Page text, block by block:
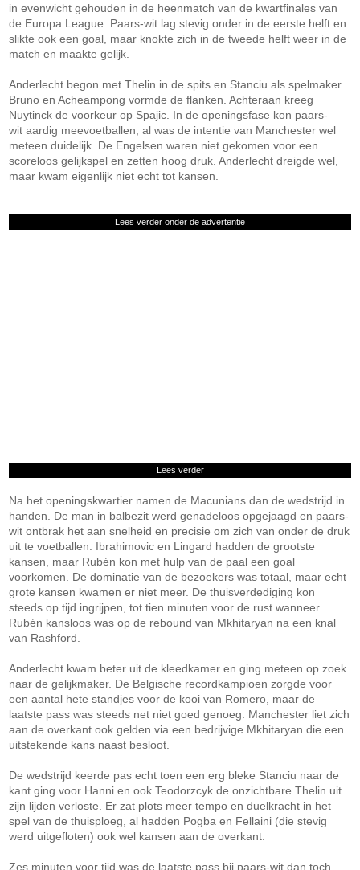
in evenwicht gehouden in de heenmatch van de kwartfinales van
de Europa League. Paars-wit lag stevig onder in de eerste helft en
slikte ook een goal, maar knokte zich in de tweede helft weer in de
match en maakte gelijk.
Anderlecht begon met Thelin in de spits en Stanciu als spelmaker.
Bruno en Acheampong vormde de flanken. Achteraan kreeg
Nuytinck de voorkeur op Spajic. In de openingsfase kon paars-
wit aardig meevoetballen, al was de intentie van Manchester wel
meteen duidelijk. De Engelsen waren niet gekomen voor een
scoreloos gelijkspel en zetten hoog druk. Anderlecht dreigde wel,
maar kwam eigenlijk niet echt tot kansen.
Lees verder onder de advertentie
Lees verder
Na het openingskwartier namen de Macunians dan de wedstrijd in
handen. De man in balbezit werd genadeloos opgejaagd en paars-
wit ontbrak het aan snelheid en precisie om zich van onder de druk
uit te voetballen. Ibrahimovic en Lingard hadden de grootste
kansen, maar Rubén kon met hulp van de paal een goal
voorkomen. De dominatie van de bezoekers was totaal, maar echt
grote kansen kwamen er niet meer. De thuisverdediging kon
steeds op tijd ingrijpen, tot tien minuten voor de rust wanneer
Rubén kansloos was op de rebound van Mkhitaryan na een knal
van Rashford.
Anderlecht kwam beter uit de kleedkamer en ging meteen op zoek
naar de gelijkmaker. De Belgische recordkampioen zorgde voor
een aantal hete standjes voor de kooi van Romero, maar de
laatste pass was steeds net niet goed genoeg. Manchester liet zich
aan de overkant ook gelden via een bedrijvige Mkhitaryan die een
uitstekende kans naast besloot.
De wedstrijd keerde pas echt toen een erg bleke Stanciu naar de
kant ging voor Hanni en ook Teodorzcyk de onzichtbare Thelin uit
zijn lijden verloste. Er zat plots meer tempo en duelkracht in het
spel van de thuisploeg, al hadden Pogba en Fellaini (die stevig
werd uitgefloten) ook wel kansen aan de overkant.
Zes minuten voor tijd was de laatste pass bij paars-wit dan toch